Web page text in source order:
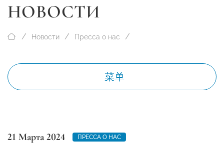
НОВОСТИ
Новости Пресса о нас
菜单
21 Марта 2024 ПРЕССА О НАС